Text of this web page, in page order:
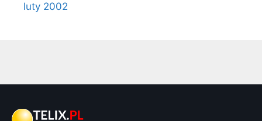
luty 2002